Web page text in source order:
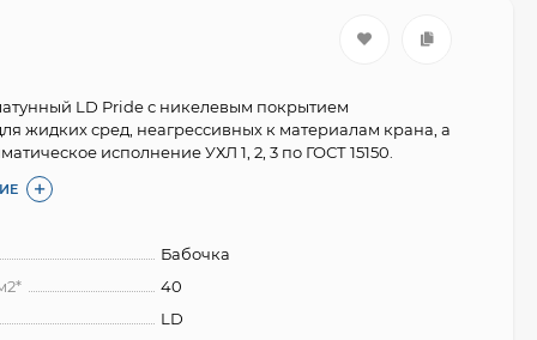
LD Pride с никелевым покрытием
жидких сред, неагрессивных к материалам крана, а
исполнение УХЛ 1, 2, 3 по ГОСТ 15150.
Бабочка
40
LD